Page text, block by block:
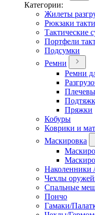
Категории:
Жилеты
Рюкзаки
Тактические
Портфели
Подсумки
Ремни
Ремни
Пряжки
Кобуры
Коврики и
Маскировка
Наколенники
Чехлы
Спальные
Пончо
Гамаки/